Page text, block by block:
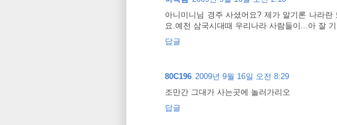
아니미니님 경주 사셨어요? 제가 알기론 나라
요.예전 삼국시대때 우리나라 사람들이...아 잘
답글
80C196 2009년 9월 16일 오전 8:29
조만간 그대가 사는곳에 놀러가리오
답글